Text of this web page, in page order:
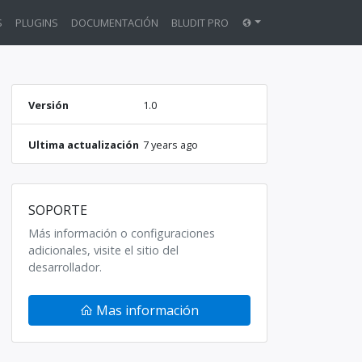
PLUGINS DOCUMENTACIÓN BLUDIT PRO
Versión 1.0
Ultima actualización 7 years ago
SOPORTE
Más información o configuraciones
adicionales, visite el sitio del
desarrollador.
Mas información